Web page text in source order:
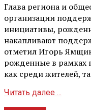
Глава региона и
организации
инициативы,
накапливают
отметил Игорь
рожденные в рамках
как среди жителей,
Читать далее ...